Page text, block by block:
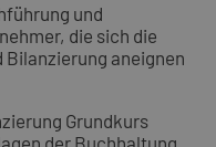
und
die sich die
Bilanzierung aneignen
Grundkurs